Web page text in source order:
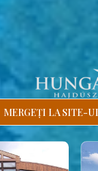
MERGEȚI LA SITE-